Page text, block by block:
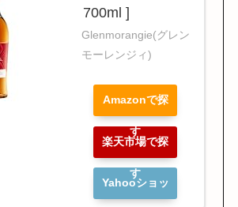
700ml ]
Glenmorangie(グレン
モーレンジィ)
Amazonで探
す
楽天市場で探
す
Yahooショッ